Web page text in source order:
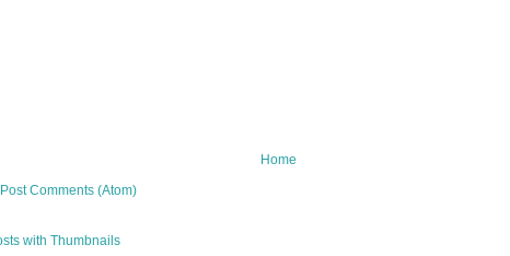
Home
Post Comments (Atom)